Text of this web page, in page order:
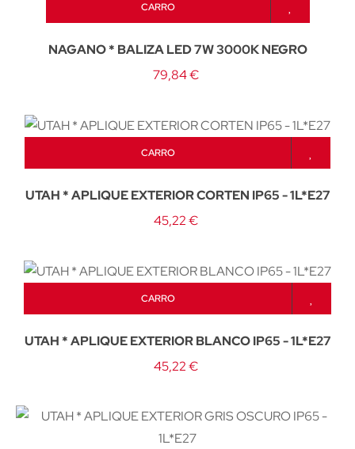
CARRO
NAGANO * BALIZA LED 7W 3000K NEGRO
79,84 €
CARRO
UTAH * APLIQUE EXTERIOR CORTEN IP65 - 1L*E27
45,22 €
CARRO
UTAH * APLIQUE EXTERIOR BLANCO IP65 - 1L*E27
45,22 €